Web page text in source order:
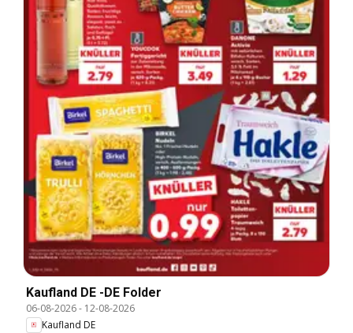
Kaufland DE -DE Folder
06-08-2026- 12-08-2026
Kaufland DE